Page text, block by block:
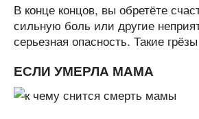
В конце концов, вы обретёте
сильную боль или другие
серьезная опасность. Такие
ЕСЛИ УМЕРЛА МАМА